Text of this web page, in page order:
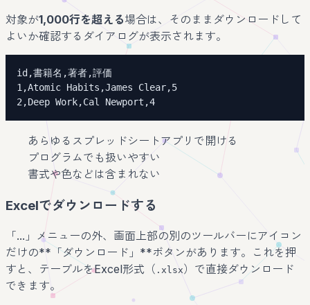
対象が1,000行を超える場合は、そのままダウンロードして
よいか確認するダイアログが表示されます。
2,Deep Work,Cal Newport,4
あらゆるスプレッドシートアプリで開ける
プログラムでも扱いやすい
書式や色などは含まれない
Excelでダウンロードする
「...」メニューの外、画面上部の別のツールバーにアイコン
だけの**「ダウンロード」**ボタンがあります。これを押
すと、テーブルをExcel形式（ .xlsx）で直接ダウンロード
できます。